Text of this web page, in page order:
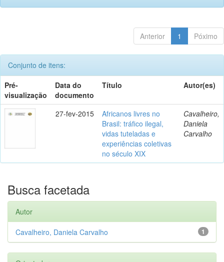
Anterior 1 Póximo
Conjunto de itens:
Pré-
visualização
Data do
documento
Título Autor(es)
27-fev-2015
Africanos livres no
Brasil: tráfico ilegal,
vidas tuteladas e
experiências coletivas
no século XIX
Cavalheiro,
Daniela
Carvalho
Busca facetada
Autor
1
Cavalheiro, Daniela Carvalho